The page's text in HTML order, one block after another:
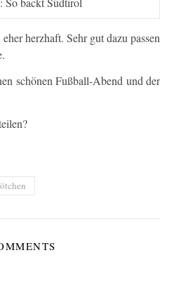
herzhaft. Sehr gut dazu passen
schönen Fußball-Abend und der